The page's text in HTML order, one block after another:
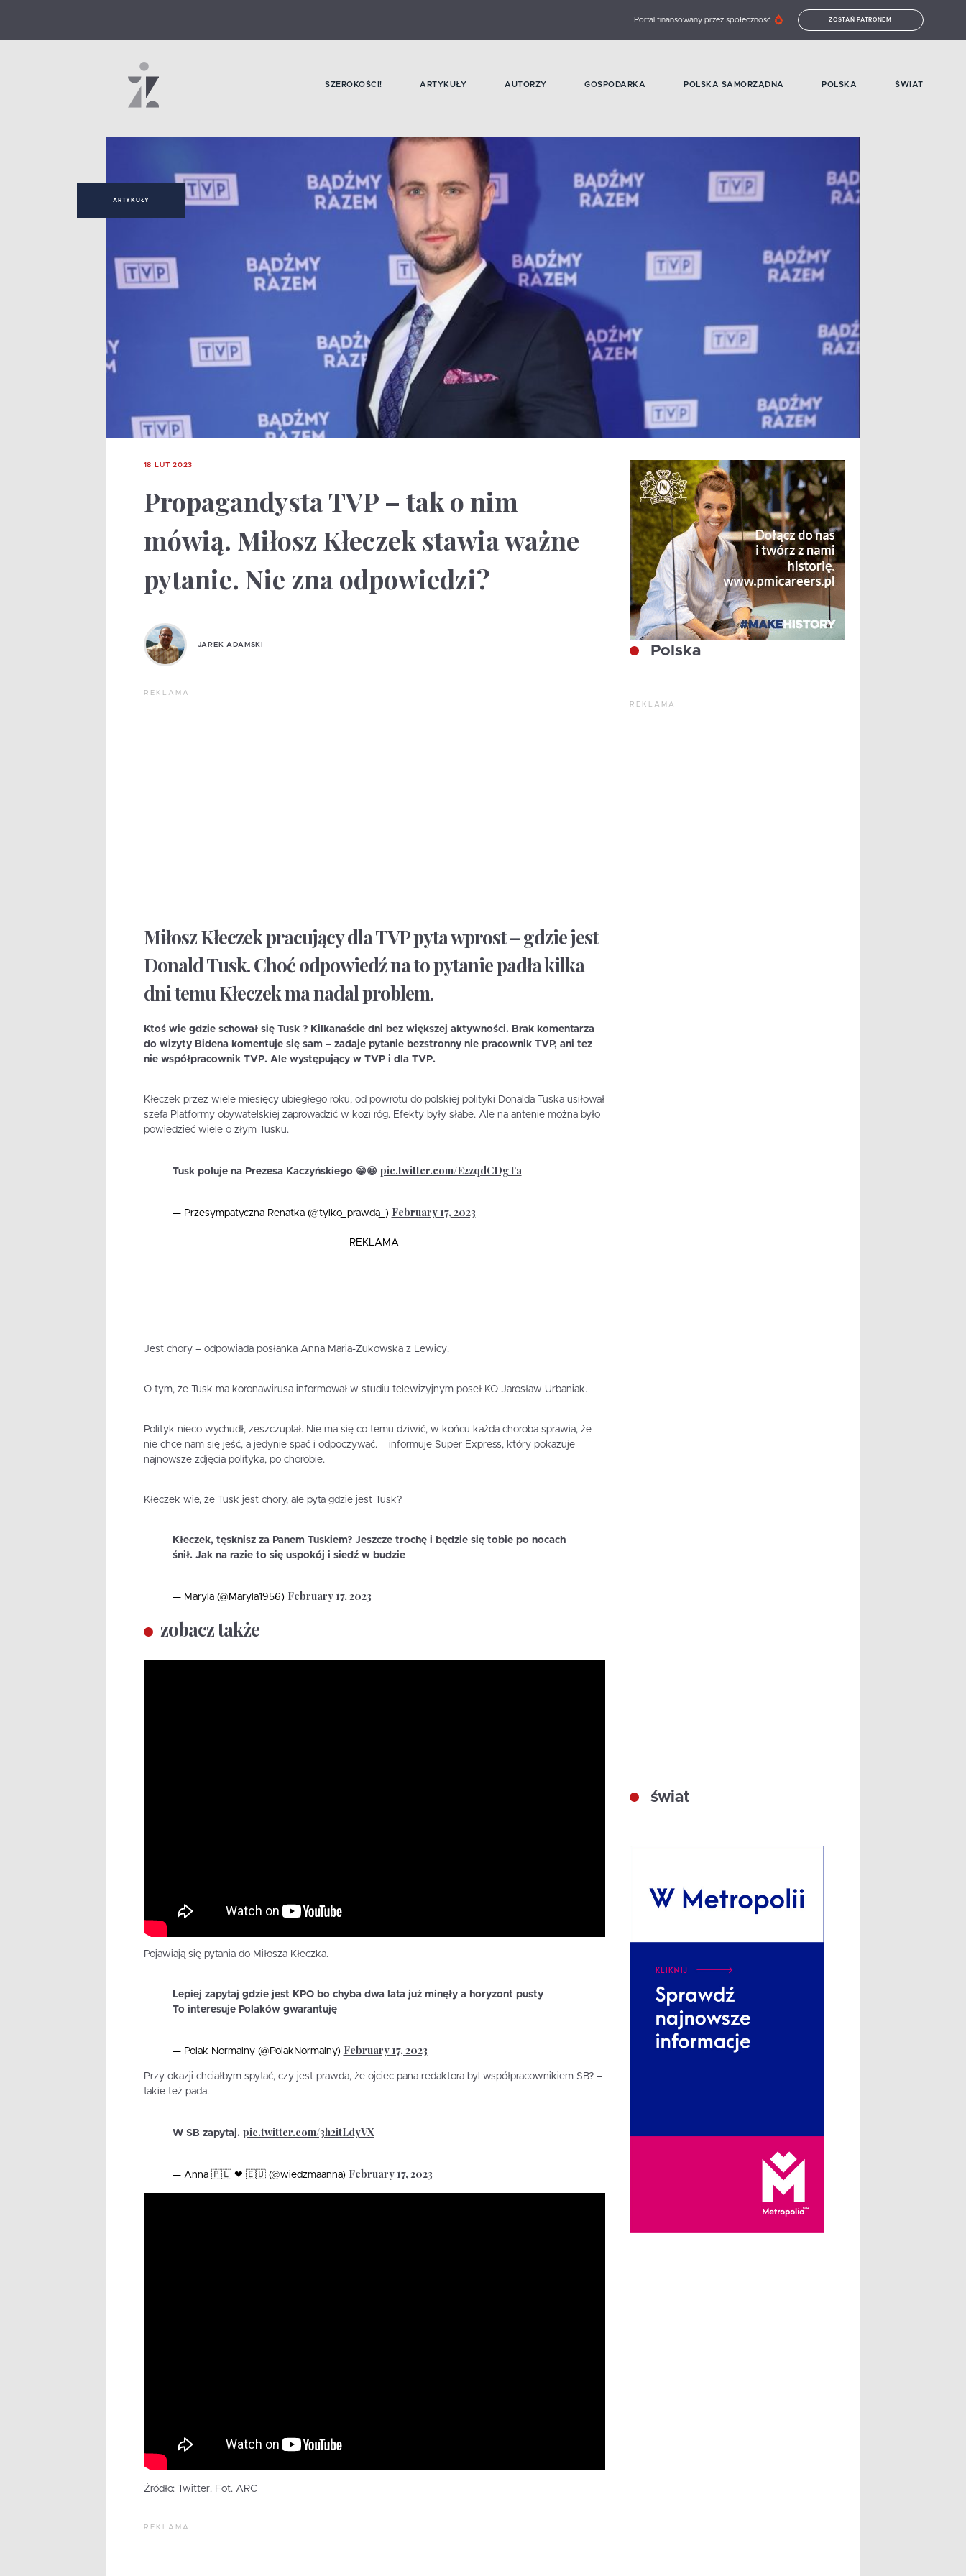
Portal finansowany przez społeczność ZOSTAŃ PATRONEM
SZEROKOŚCI! ARTYKUŁY AUTORZY GOSPODARKA POLSKA SAMORZĄDNA POLSKA ŚWIAT
ARTYKUŁY
18 LUT 2023
Propagandysta TVP – tak o nim
mówią. Miłosz Kłeczek stawia ważne
pytanie. Nie zna odpowiedzi?
JAREK ADAMSKI
REKLAMA
Miłosz Kłeczek pracujący dla TVP pyta wprost – gdzie jest
Donald Tusk. Choć odpowiedź na to pytanie padła kilka
dni temu Kłeczek ma nadal problem.
Ktoś wie gdzie schował się Tusk ? Kilkanaście dni bez większej aktywności. Brak komentarza
do wizyty Bidena komentuje się sam – zadaje pytanie bezstronny nie pracownik TVP, ani tez
nie współpracownik TVP. Ale występujący w TVP i dla TVP.
Kłeczek przez wiele miesięcy ubiegłego roku, od powrotu do polskiej polityki Donalda Tuska usiłował
szefa Platformy obywatelskiej zaprowadzić w kozi róg. Efekty były słabe. Ale na antenie można było
powiedzieć wiele o złym Tusku.
Tusk poluje na Prezesa Kaczyńskiego 😁😆 pic.twitter.com/E2zqdCDgTa
— Przesympatyczna Renatka (@tylko_prawda_) February 17, 2023
REKLAMA
Jest chory – odpowiada posłanka Anna Maria-Żukowska z Lewicy.
O tym, że Tusk ma koronawirusa informował w studiu telewizyjnym poseł KO Jarosław Urbaniak.
Polityk nieco wychudł, zeszczuplał. Nie ma się co temu dziwić, w końcu każda choroba sprawia, że
nie chce nam się jeść, a jedynie spać i odpoczywać. – informuje Super Express, który pokazuje
najnowsze zdjęcia polityka, po chorobie.
Kłeczek wie, że Tusk jest chory, ale pyta gdzie jest Tusk?
Kłeczek, tęsknisz za Panem Tuskiem? Jeszcze trochę i będzie się tobie po nocach
śnił. Jak na razie to się uspokój i siedź w budzie
— Maryla (@Maryla1956) February 17, 2023
zobacz także
Pojawiają się pytania do Miłosza Kłeczka.
Lepiej zapytaj gdzie jest KPO bo chyba dwa lata już minęły a horyzont pusty
To interesuje Polaków gwarantuję
— Polak Normalny (@PolakNormalny) February 17, 2023
Przy okazji chciałbym spytać, czy jest prawda, że ojciec pana redaktora byl współpracownikiem SB? –
takie też pada.
W SB zapytaj. pic.twitter.com/3h2itLdyVX
— Anna 🇵🇱 ❤ 🇪🇺 (@wiedzmaanna) February 17, 2023
Źródło: Twitter. Fot. ARC
REKLAMA
Polska
REKLAMA
świat